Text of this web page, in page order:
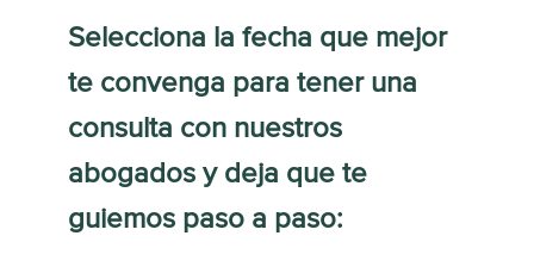
Selecciona la fecha que mejor
te convenga para tener una
consulta con nuestros
abogados y deja que te
guiemos paso a paso: